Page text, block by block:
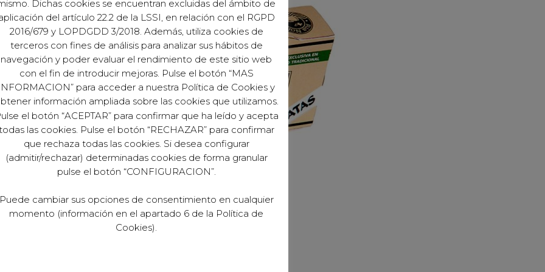
Dichas cookies se encuentran excluidas del ámbito de
del artículo 22.2 de la LSSI, en relación con el RGPD
2016/679 y LOPDGDD 3/2018. Además, utiliza cookies de
terceros con fines de análisis para analizar sus hábitos de
navegación y poder evaluar el rendimiento de este sitio web
con el fin de introducir mejoras. Pulse el botón “MAS
para acceder a nuestra Política de Cookies y
información ampliada sobre las cookies que utilizamos.
el botón “ACEPTAR” para confirmar que ha leído y acepta
las cookies. Pulse el botón “RECHAZAR” para confirmar
que rechaza todas las cookies. Si desea configurar
(admitir/rechazar) determinadas cookies de forma granular
pulse el botón “CONFIGURACION”.
cambiar sus opciones de consentimiento en cualquier
momento (información en el apartado 6 de la Política de
Cookies).